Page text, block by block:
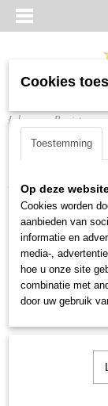
Inloggen Registreren
Home > >
Cookies
Toestemming
Op deze
Cookies worden
aanbieden van
informatie en
media-,
hoe u onze site
combinatie met
door uw gebruik